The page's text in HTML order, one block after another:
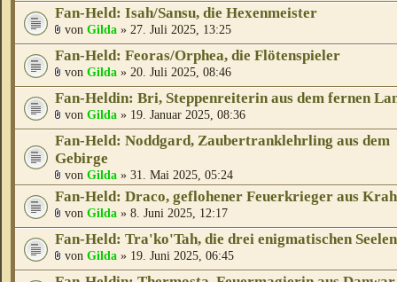
Fan-Held: Isah/Sansu, die Hexenmeister
von Gilda » 27. Juli 2025, 13:25
Fan-Held: Feoras/Orphea, die Flötenspieler
von Gilda » 20. Juli 2025, 08:46
Fan-Heldin: Bri, Steppenreiterin aus dem fernen
von Gilda » 19. Januar 2025, 08:36
Fan-Held: Noddgard, Zaubertranklehrling aus dem
Gebirge
von Gilda » 31. Mai 2025, 05:24
Fan-Held: Draco, geflohener Feuerkrieger aus
von Gilda » 8. Juni 2025, 12:17
Fan-Held: Tra'ko'Tah, die drei enigmatischen Seelen
von Gilda » 19. Juni 2025, 06:45